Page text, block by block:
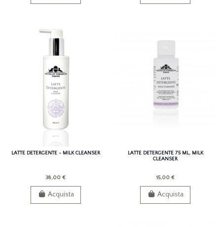
LATTE DETERGENTE - MILK CLEANSER
38,00 €
Acquista
LATTE DETERGENTE 75 ML, MILK
CLEANSER
15,00 €
Acquista